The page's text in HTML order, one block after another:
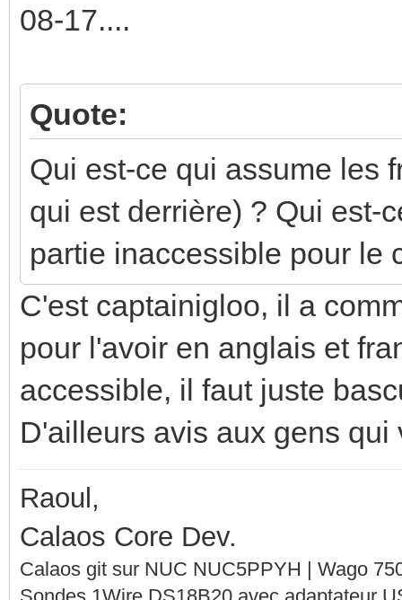
08-17....
Quote:
Qui est-ce qui assume les
qui est derrière) ? Qui est-
partie inaccessible pour le
C'est captainigloo, il a
pour l'avoir en anglais et
accessible, il faut juste
D'ailleurs avis aux gens
Raoul,
Calaos Core Dev.
Calaos git sur NUC NUC5PPYH | Wago